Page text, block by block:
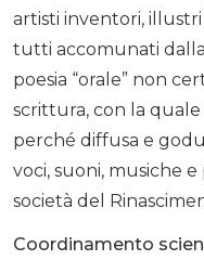
artisti inventori,
tutti accomunati
poesia “orale” non
scrittura, con la
perché diffusa e
voci, suoni, musiche
società del
Coordinamento